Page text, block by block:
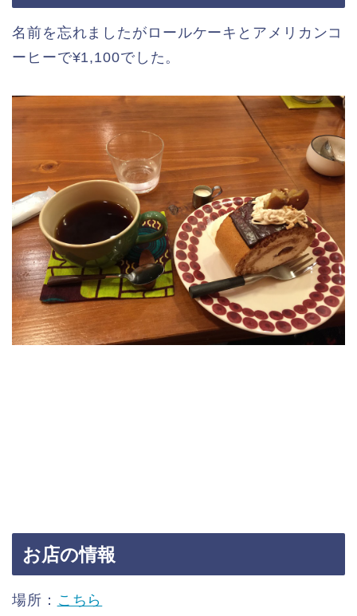
名前を忘れましたがロールケーキとアメリカンコ
ーヒーで¥1,100でした。
お店の情報
場所： こちら